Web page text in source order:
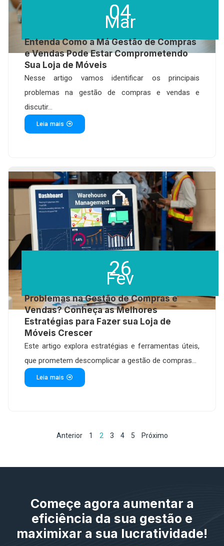
04
Mar
Entenda Como a Má Gestão de Compras
e Vendas Pode Estar Comprometendo
Sua Loja de Móveis
Nesse artigo vamos identificar os principais
problemas na gestão de compras e vendas e
discutir...
Leia mais
26
Fev
Problemas na Gestão de Compras e
Vendas? Conheça as Melhores
Estratégias para Fazer sua Loja de
Móveis Crescer
Este artigo explora estratégias e ferramentas úteis,
que prometem descomplicar a gestão de compras...
Leia mais
Anterior 1 2 3 4 5 Próximo
Começe agora aumentar a
eficiência da sua gestão e
maximixar a sua lucratividade!